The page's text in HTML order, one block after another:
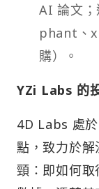
AI 論文
phant、
購）。
YZi Labs 的
4D Labs 處
點，致力於
頸：即如何